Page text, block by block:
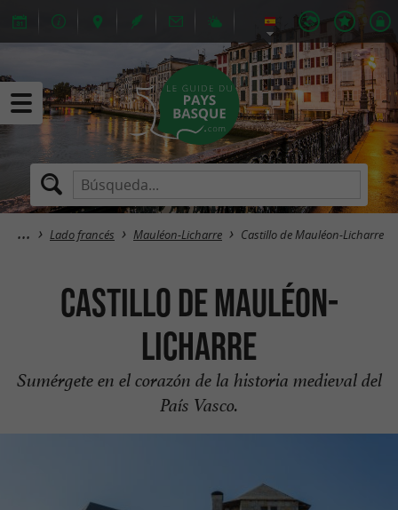
Lado francés Mauléon-Licharre Castillo de Mauléon-Licharre
Castillo de Mauléon-
Licharre
Sumérgete en el corazón de la historia medieval del
País Vasco.